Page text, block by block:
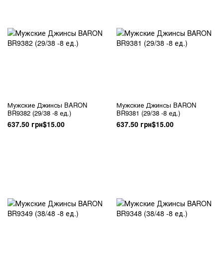
Мужские Джинсы BARON
BR9382 (29/38 -8 ед.)
637.50 грн$15.00
Мужские Джинсы BARON
BR9381 (29/38 -8 ед.)
637.50 грн$15.00